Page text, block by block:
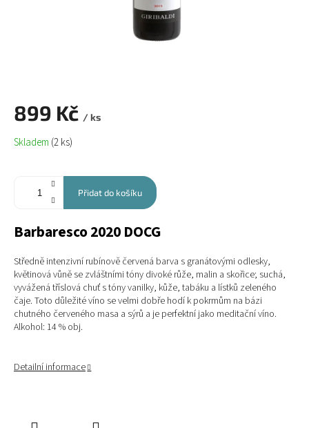
899 Kč / ks
Měrná
cena:
Skladem (2 ks)
Přidat do košíku
Barbaresco 2020 DOCG
Středně intenzivní rubínově červená barva s granátovými odlesky,
květinová vůně se zvláštními tóny divoké růže, malin a skořice; suchá,
vyvážená tříslová chuť s tóny vanilky, kůže, tabáku a lístků zeleného
čaje. Toto důležité víno se velmi dobře hodí k pokrmům na bázi
chutného červeného masa a sýrů a je perfektní jako meditační víno.
Alkohol: 14 % obj.
Detailní informace